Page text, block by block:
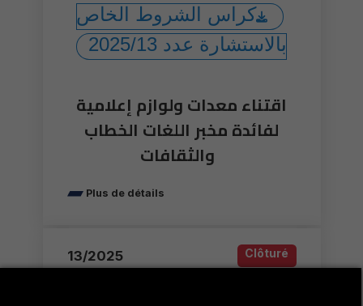
كراس الشروط الخاص
بالاستشارة عدد 2025/13
اقتناء معدات ولوازم إعلامية
لفائدة مخبر اللغات الخطاب
Plus de détails
13/2025 Clôturé